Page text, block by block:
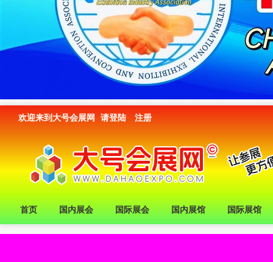
欢迎来到大号会展网 请登陆 注册
首页 国内展会 国际展会 国内展馆 国际展馆